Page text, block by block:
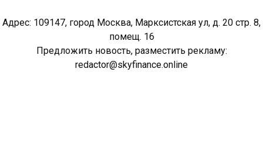
Адрес: 109147, город Москва, Марксистская ул, д. 20 стр. 8,
помещ. 16
Предложить новость, разместить рекламу:
redactor@skyfinance.online